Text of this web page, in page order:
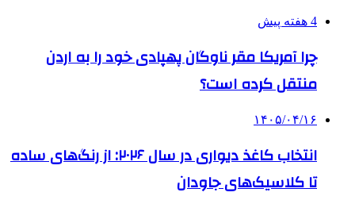
4 هفته پیش
چرا آمریکا مقر ناوگان پهپادی خود را به اردن
منتقل کرده است؟
۱۴۰۵/۰۴/۱۶
انتخاب کاغذ دیواری در سال ۲۰۲۶: از رنگ‌های ساده
تا کلاسیک‌های جاودان